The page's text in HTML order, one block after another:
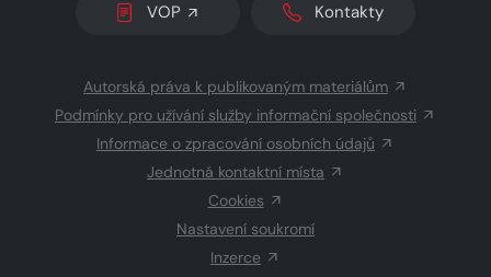
VOP Kontakty
Autorská práva k publikovaným materiálům
Podmínky pro užívání služby informační společnosti
Informace o zpracování osobních údajů
Jednotná kontaktní místa
Cookies
Nastavení soukromí
Inzerce